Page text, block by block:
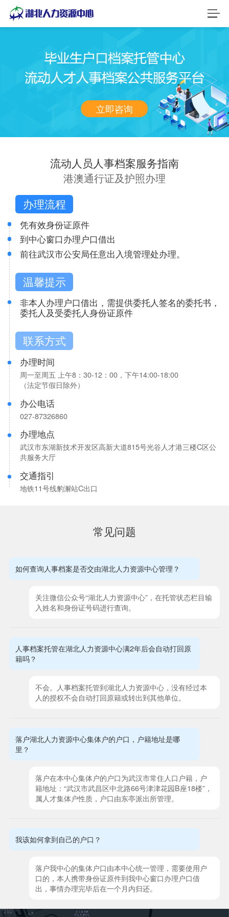
档案集中管理
人事档案专审
档案整理及数字化
户口档案托管
立即咨询
流动人员人事档案服务指南
港澳通行证及护照办理
办理流程
凭有效身份证原件
到中心窗口办理户口借出
前往武汉市公安局任意出入境管理处办理。
温馨提示
非本人办理户口借出，需提供委托人签名的委托书，
委托人及受委托人身份证原件
联系方式
办理时间
周一至周五 上午8：30-12：00，下午14:00-18:00
（法定节假日除外）
办公电话
027-87326860
办理地点
武汉市东湖新技术开发区高新大道815号光谷人才港三楼C区公
共服务大厅
交通指引
地铁11号线豹澥站C出口
常见问题
如何查询人事档案是否交由湖北人力资源中心管理？
关注微信公众号“湖北人力资源中心”，在托管状态栏目输
入姓名和身份证号码进行查询。
人事档案托管在湖北人力资源中心满2年后会自动打回原
籍吗？
不会。人事档案托管到湖北人力资源中心，没有经过本
人的授权不会自动打回原籍或转出到其他单位。
落户湖北人力资源中心集体户的户口，户籍地址是哪
里？
落户在本中心集体户的户口为武汉市常住人口户籍，户
籍地址：“武汉市武昌区中北路66号津津花园B座18楼”，
属人才集体户性质，户口由东亭派出所管理。
我该如何拿到自己的户口？
落户我中心的集体户口由本中心统一管理，需要使用户
口的，本人携带身份证原件到我中心窗口办理户口借
出，事情办理完毕后在一个月内归还。